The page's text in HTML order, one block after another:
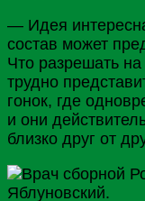
— Идея
состав может
Что разрешать
трудно
гонок, где
и они
близко друг от